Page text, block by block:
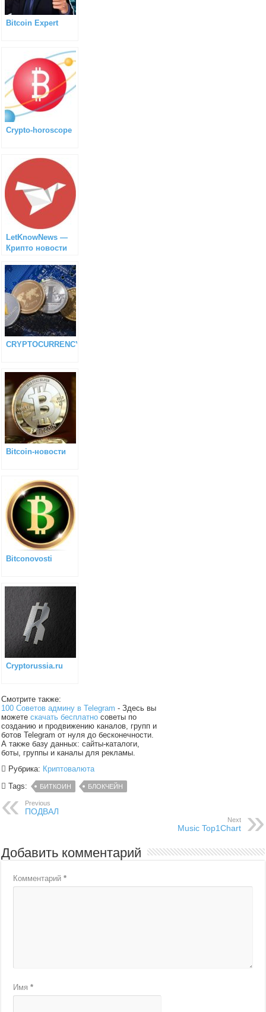
Bitcoin Expert
Сrypto-horoscope
LetKnowNews —
Крипто новости
CRYPTOCURRENCY
Bitcoin-новости
Bitconovosti
Cryptorussia.ru
Смотрите также:
100 Советов админу в Telegram - Здесь вы
можетескачать бесплатно советы по
созданию и продвижению каналов, групп и
ботов Telegram от нуля до бесконечности.
А также базу данных: сайты-каталоги,
боты, группы и каналы для рекламы.
Рубрика: Криптовалюта
Tags:
БИТКОИН БЛОКЧЕЙН
Previous
ПОДВАЛ
Next
Music Top1Chart
Добавить комментарий
Комментарий*
Имя*